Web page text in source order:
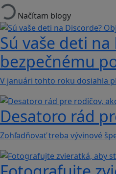
Načítam blogy
Sú vaše deti
bezpečnému
V januári tohto roku dosiahla
Desatoro rád
Zohľadňovať treba vývinové